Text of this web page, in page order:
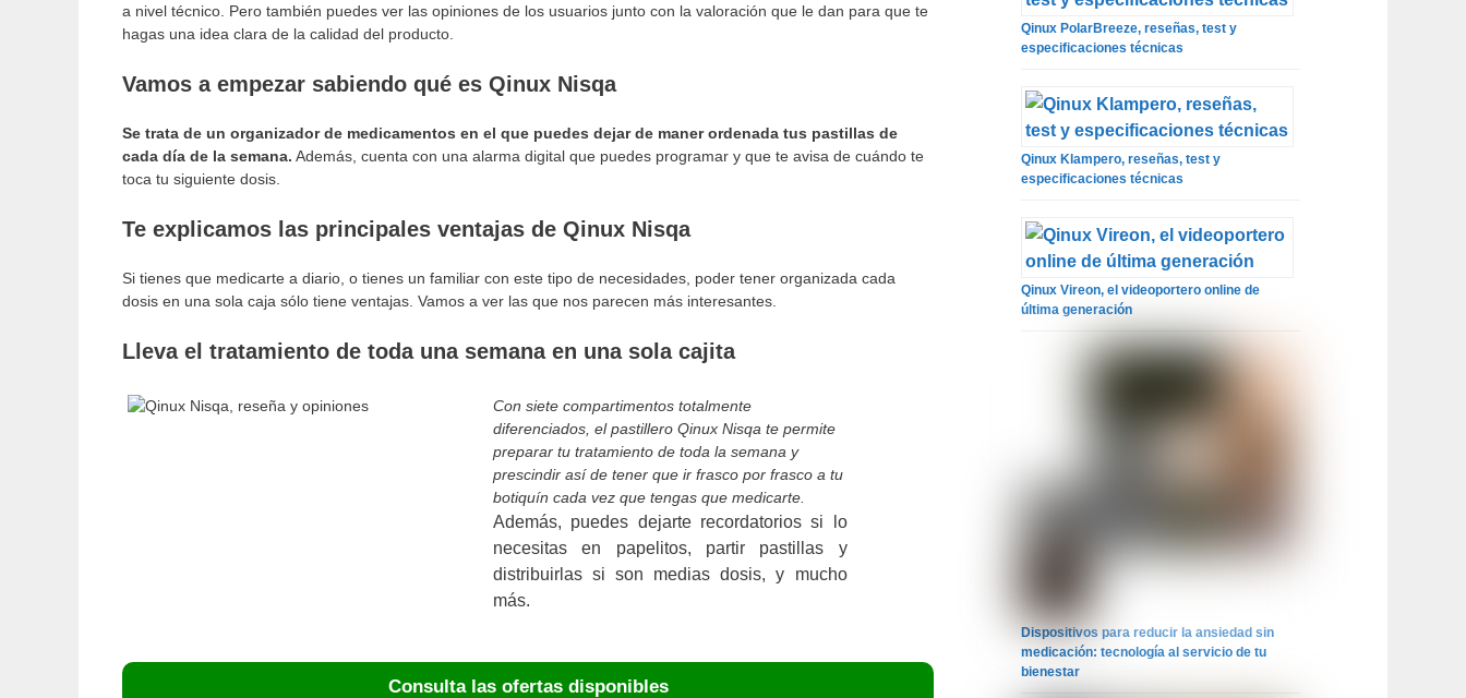
a nivel técnico. Pero también puedes ver las opiniones de los usuarios junto con la valoración que le dan para que te
hagas una idea clara de la calidad del producto.
Vamos a empezar sabiendo qué es Qinux Nisqa
Se trata de un organizador de medicamentos en el que puedes dejar de maner ordenada tus pastillas de
cada día de la semana. Además, cuenta con una alarma digital que puedes programar y que te avisa de cuándo te
toca tu siguiente dosis.
Te explicamos las principales ventajas de Qinux Nisqa
Si tienes que medicarte a diario, o tienes un familiar con este tipo de necesidades, poder tener organizada cada
dosis en una sola caja sólo tiene ventajas. Vamos a ver las que nos parecen más interesantes.
Lleva el tratamiento de toda una semana en una sola cajita
Con siete compartimentos totalmente
diferenciados, el pastillero Qinux Nisqa te permite
preparar tu tratamiento de toda la semana y
prescindir así de tener que ir frasco por frasco a tu
botiquín cada vez que tengas que medicarte.
Además, puedes dejarte recordatorios si lo
necesitas en papelitos, partir pastillas y
distribuirlas si son medias dosis, y mucho
más.
Consulta las ofertas disponibles
Qinux PolarBreeze, reseñas, test y
especificaciones técnicas
Qinux Klampero, reseñas, test y
especificaciones técnicas
Qinux Vireon, el videoportero online de
última generación
Dispositivos para reducir la ansiedad sin
medicación: tecnología al servicio de tu
bienestar